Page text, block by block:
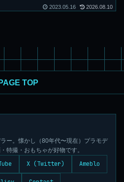
2023.05.16 2026.08.10
PAGE TOP
ー。懐かし（80年代〜現在）プラモデ
特撮・おもちゃが好物です。
X (Twitter) Ameblo